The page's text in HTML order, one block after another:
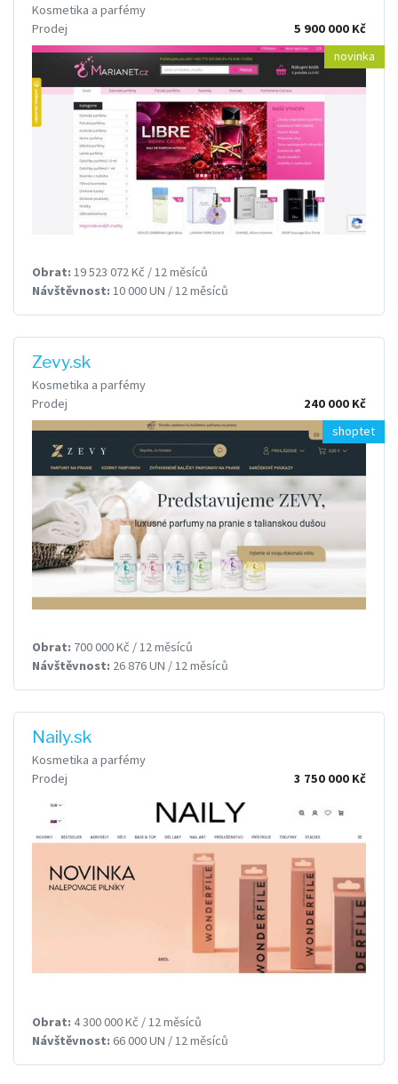
Kosmetika a parfémy
Prodej
5 900 000 Kč
novinka
Obrat: 19 523 072 Kč / 12 měsíců
Návštěvnost: 10 000 UN / 12 měsíců
Zevy.sk
Kosmetika a parfémy
Prodej
240 000 Kč
shoptet
Obrat: 700 000 Kč / 12 měsíců
Návštěvnost: 26 876 UN / 12 měsíců
Naily.sk
Kosmetika a parfémy
Prodej
3 750 000 Kč
Obrat: 4 300 000 Kč / 12 měsíců
Návštěvnost: 66 000 UN / 12 měsíců